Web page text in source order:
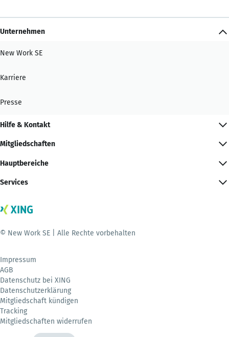
Unternehmen
New Work SE
Karriere
Presse
Hilfe & Kontakt
Mitgliedschaften
Hauptbereiche
Services
© New Work SE | Alle Rechte vorbehalten
Impressum
AGB
Datenschutz bei XING
Datenschutzerklärung
Mitgliedschaft kündigen
Tracking
Mitgliedschaften widerrufen